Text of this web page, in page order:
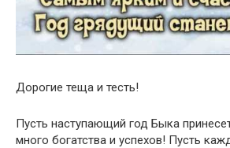
Дорогие теща и тесть!
Пусть наступающий год Быка
много богатства и успехов! Пусть